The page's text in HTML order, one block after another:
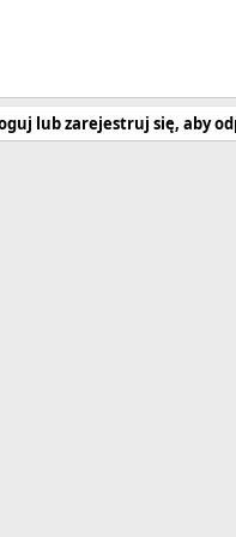
lub zarejestruj się, aby